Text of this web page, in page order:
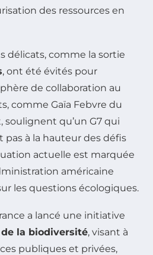
des ressources en
délicats, comme la sortie
, ont été évités pour
de collaboration au
comme Gaïa Febvre du
soulignent qu’un G7 qui
pas à la hauteur des défis
actuelle est marquée
américaine
les questions écologiques.
a lancé une initiative
la biodiversité, visant à
publiques et privées,